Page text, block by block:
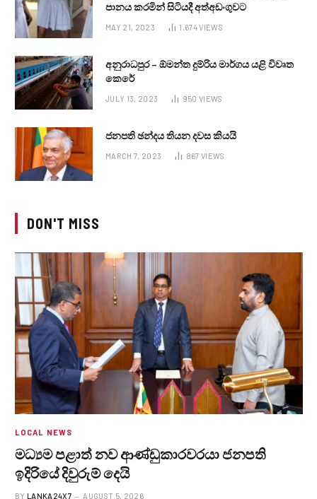
පානය කරමින් සිටියදී අත්අඩංගුවට
MAY 21, 2023 1,674VIEWS
අනුරාධපුර – ඕමන්ත දුම්රිය මාර්ගය යළි විවෘත
කෙරේ
JULY 13, 2023 950 VIEWS
ජනපති ඡන්දය තියන දවස කියයි
MARCH 7, 2023 867 VIEWS
DON'T MISS
LOCAL NEWS
මධ්‍යම පළාත් නව ආණ්ඩුකාරවරයා ජනපති
ඉදිරියේ දිවුරුම් දෙයි
BY LANKA24X7 AUGUST 5, 2026